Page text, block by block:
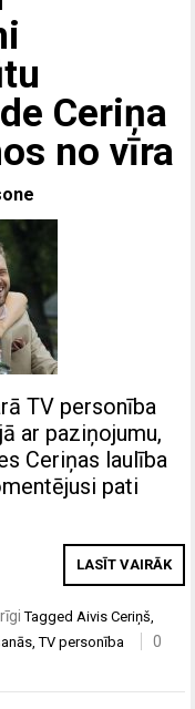
Ceriņa
no vīra
TV personība
ar paziņojumu,
Ceriņas laulība
pati
LASĪT VAIRĀK
Tagged Aivis Ceriņš
,TV personība
0